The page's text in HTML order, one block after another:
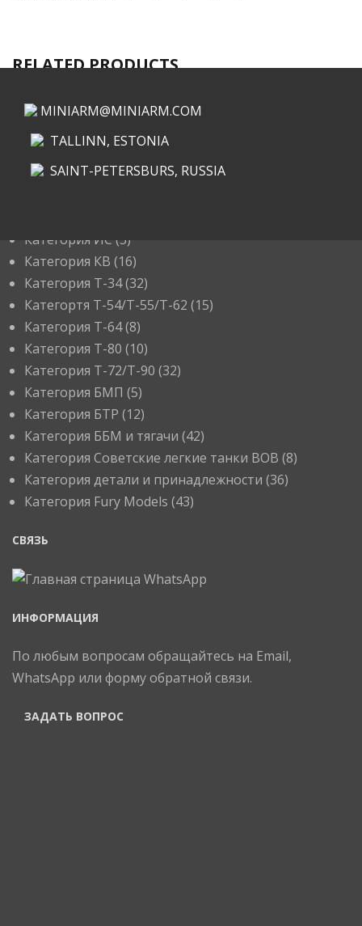
RELATED PRODUCTS
MINIARM@MINIARM.COM
TALLINN, ESTONIA
SAINT-PETERSBURS, RUSSIA
Категория ИС (3)
Категория КВ (16)
Категория Т-34(32)
Категортя Т-54/Т-55/Т-62 (15)
Категория T-64(8)
Категория T-80 (10)
Категория T-72/T-90 (32)
Категория БМП (5)
Категория БТР (12)
Категория ББМ и тягачи (42)
Категория Советские легкие танки ВОВ (8)
Категория детали и принадлежности (36)
Категория Fury Models (43)
СВЯЗЬ
ИНФОРМАЦИЯ
По любым вопросам обращайтесь на Email,
WhatsApp или форму обратной связи.
ЗАДАТЬ ВОПРОС